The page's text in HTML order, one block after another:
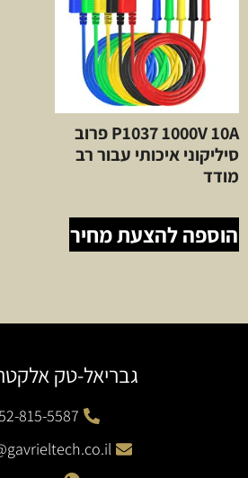
P1037 1000V 10A פרוב
סיליקוני איכותי עבור רב
מודד
הוספה להצעת מחיר
גבריאל-טק
815-5587